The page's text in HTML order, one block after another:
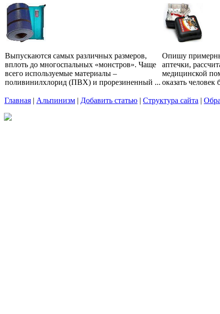
Выпускаются самых различных размеров,
вплоть до многоспальных «монстров». Чаще
всего используемые материалы –
поливинилхлорид (ПВХ) и прорезиненный ...
Опишу
аптечки,
медицинской
оказать человек
Главная | Альпинизм | Добавить статью | Структура сайта |